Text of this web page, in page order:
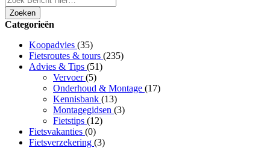
Zoeken
Categorieën
Koopadvies (35)
Fietsroutes & tours (235)
Advies & Tips (51)
Vervoer(5)
Onderhoud & Montage (17)
Kennisbank (13)
Montagegidsen (3)
Fietstips (12)
Fietsvakanties (0)
Fietsverzekering (3)